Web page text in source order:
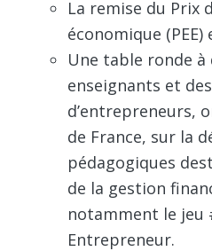
La remise du Prix
économique (PEE)
Une table ronde
enseignants et
d’entrepreneurs,
de France, sur la
pédagogiques
de la gestion
notamment le jeu
Entrepreneur.